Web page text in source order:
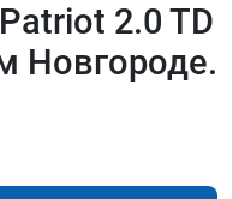
2.0 TD
Новгороде.